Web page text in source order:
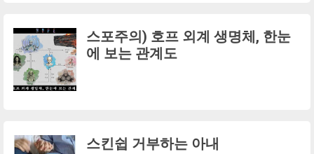
스포주의) 호프 외계 생명체, 한눈
에 보는 관계도
스킨쉽 거부하는 아내